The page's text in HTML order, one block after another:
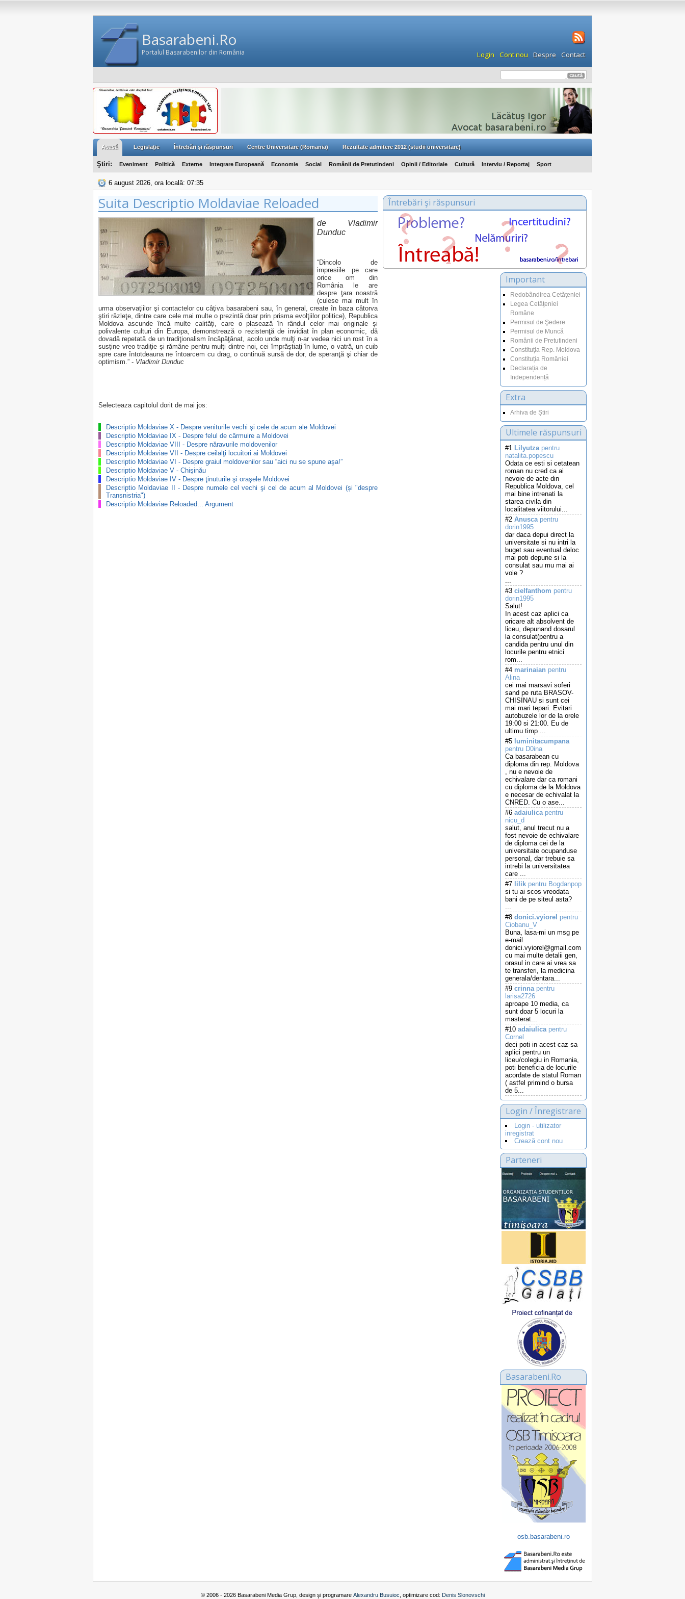
Basarabeni.Ro
Portalul Basarabenilor din România Login Cont nou Despre Contact
Acasă Legislaţie Întrebări şi răspunsuri Centre Universitare (Romania) Rezultate admitere 2012 (studii universitare)
Ştiri: Eveniment Politică Externe Integrare Europeană Economie Social Românii de Pretutindeni Opinii / Editoriale Cultură Interviu / Reportaj Sport
6 august 2026, ora locală: 07:35
Suita Descriptio Moldaviae Reloaded
de Vladimir
Dunduc
“Dincolo de
impresiile pe care
orice om din
România le are
despre ţara noastră
(culese mai mult în
urma observaţiilor şi contactelor cu câţiva basarabeni sau, în general, create în baza câtorva
ştiri răzleţe, dintre care cele mai multe o prezintă doar prin prisma evolţiilor politice), Republica
Moldova ascunde încă multe calităţi, care o plasează în rândul celor mai originale şi
polivalente culturi din Europa, demonstrează o rezistenţă de invidiat în plan economic, dă
dovadă repetată de un tradiţionalism încăpăţânat, acolo unde mulţi n-ar vedea nici un rost în a
susţine vreo tradiţie şi rămâne pentru mulţi dintre noi, cei împrăştiaţi în lume, o vatră, un cuib
spre care întotdeauna ne întoarcem cu drag, o continuă sursă de dor, de speranţă şi chiar de
optimism.” - Vladimir Dunduc
Selecteaza capitolul dorit de mai jos:
Descriptio Moldaviae X - Despre veniturile vechi şi cele de acum ale Moldovei
Descriptio Moldaviae IX - Despre felul de cârmuire a Moldovei
Descriptio Moldaviae VIII - Despre năravurile moldovenilor
Descriptio Moldaviae VII - Despre ceilalţi locuitori ai Moldovei
Descriptio Moldaviae VI - Despre graiul moldovenilor sau “aici nu se spune aşa!”
Descriptio Moldaviae V - Chişinău
Descriptio Moldaviae IV - Despre ţinuturile şi oraşele Moldovei
Descriptio Moldaviae II - Despre numele cel vechi şi cel de acum al Moldovei (și "despre
Transnistria")
Descriptio Moldaviae Reloaded... Argument
Întrebări şi răspunsuri
Important
Redobândirea Cetăţeniei
Legea Cetăţeniei
Române
Permisul de Şedere
Permisul de Muncă
Românii de Pretutindeni
Constituţia Rep. Moldova
Constituția României
Declarația de
Independență
Extra
Arhiva de Știri
Ultimele răspunsuri
#1 Lilyutzapentru
natalita.popescu
Odata ce esti si cetatean
roman nu cred ca ai
nevoie de acte din
Republica Moldova, cel
mai bine intrenati la
starea civila din
localitatea viitorului...
#2 Anuscapentru
dorin1995
dar daca depui direct la
universitate si nu intri la
buget sau eventual deloc
mai poti depune si la
consulat sau mu mai ai
voie ?
...
#3 cielfanthom pentru
dorin1995
Salut!
In acest caz aplici ca
oricare alt absolvent de
liceu, depunand dosarul
la consulat(pentru a
candida pentru unul din
locurile pentru etnici
rom...
#4 marinaian pentru
Alina
cei mai marsavi soferi
sand pe ruta BRASOV-
CHISINAU si sunt cei
mai mari tepari. Evitari
autobuzele lor de la orele
19:00 si 21:00. Eu de
ultimu timp ...
#5 luminitacumpana
pentru D0ina
Ca basarabean cu
diploma din rep. Moldova
, nu e nevoie de
echivalare dar ca romani
cu diploma de la Moldova
e necesar de echivalat la
CNRED. Cu o ase...
#6 adaiulicapentru
nicu_d
salut, anul trecut nu a
fost nevoie de echivalare
de diploma cei de la
universitate ocupanduse
personal, dar trebuie sa
intrebi la universitatea
care ...
#7 lilik pentru Bogdanpop
si tu ai scos vreodata
bani de pe siteul asta?
...
#8 donici.vyiorel pentru
Ciobanu_V
Buna, lasa-mi un msg pe
e-mail
donici.vyiorel@gmail.com
cu mai multe detalii gen,
orasul in care ai vrea sa
te transferi, la medicina
generala/dentara...
#9 crinnapentru
larisa2726
aproape 10 media, ca
sunt doar 5 locuri la
masterat...
#10 adaiulicapentru
Cornel
deci poti in acest caz sa
aplici pentru un
liceu/colegiu in Romania,
poti beneficia de locurile
acordate de statul Roman
( astfel primind o bursa
de 5...
Login / Înregistrare
Login - utilizator
inregistrat
Crează cont nou
Parteneri
Basarabeni.Ro
osb.basarabeni.ro
© 2006 - 2026 Basarabeni Media Grup, design şi programare Alexandru Busuioc , optimizare cod: Denis Slonovschi